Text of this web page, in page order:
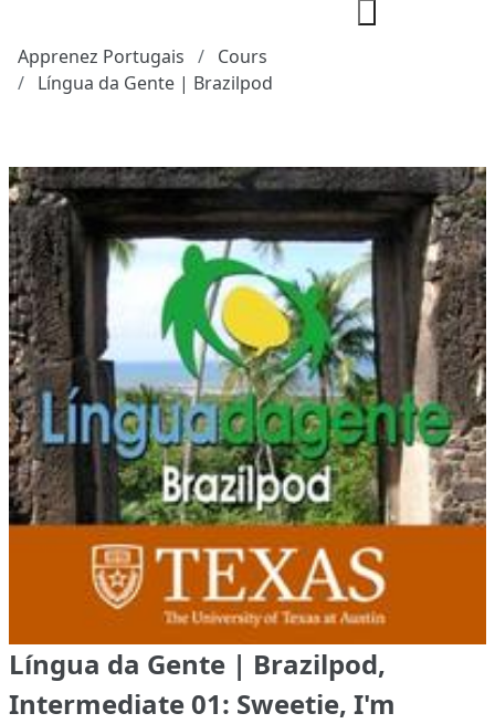
Apprenez Portugais
Cours
Língua da Gente | Brazilpod
Língua da Gente | Brazilpod,
Intermediate 01: Sweetie, I'm